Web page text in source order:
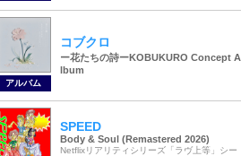
アルバム
コブクロ
ー花たちの詩ーKOBUKURO Concept A
lbum
SPEED
Body & Soul (Remastered 2026)
Netflixリアリティシリーズ「ラヴ上等」シー